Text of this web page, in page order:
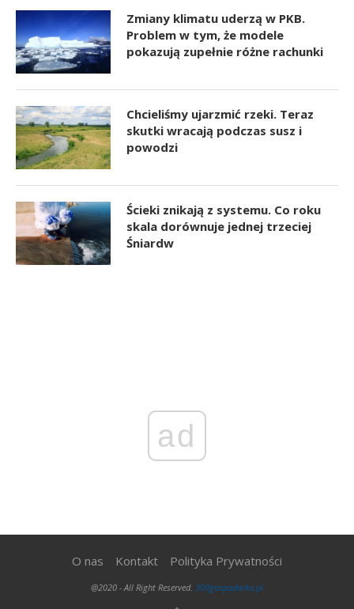
Zmiany klimatu uderzą w PKB.
Problem w tym, że modele
pokazują zupełnie różne rachunki
Chcieliśmy ujarzmić rzeki. Teraz
skutki wracają podczas susz i
powodzi
Ścieki znikają z systemu. Co roku
skala dorównuje jednej trzeciej
Śniardw
ad
O nas Kontakt Polityka Prywatności
@2020 - All Right Reserved. 300gospodarka.pl